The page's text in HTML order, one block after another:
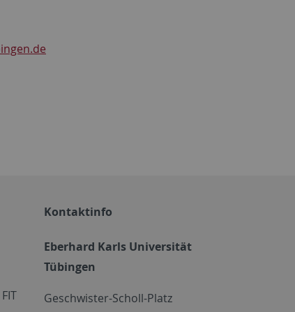
Kontaktinfo
Eberhard Karls Universität
Tübingen
Geschwister-Scholl-Platz